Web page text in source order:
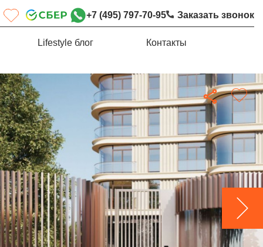
+7 (495) 797-70-95 Заказать звонок
Lifestyle блог Контакты